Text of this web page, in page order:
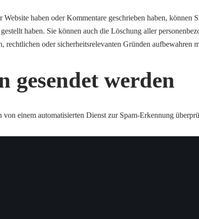
haben oder Kommentare geschrieben haben, können
haben. Sie können auch die Löschung aller
oder sicherheitsrelevanten Gründen aufbewahren
gesendet werden
einem automatisierten Dienst zur Spam-Erkennung